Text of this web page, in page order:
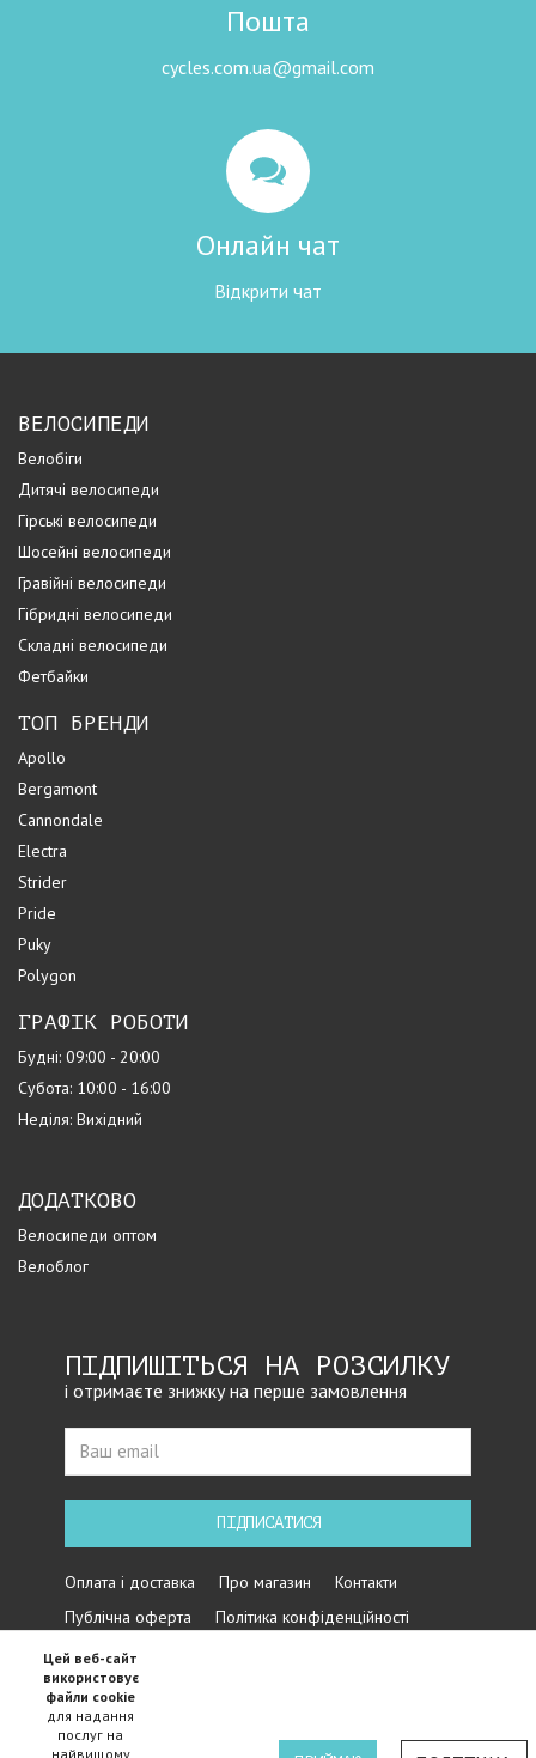
Пошта
cycles.com.ua@gmail.com
Онлайн чат
Відкрити чат
ВЕЛОСИПЕДИ
Велобіги
Дитячі велосипеди
Гірські велосипеди
Шосейні велосипеди
Гравійні велосипеди
Гібридні велосипеди
Складні велосипеди
Фетбайки
ТОП БРЕНДИ
Apollo
Bergamont
Cannondale
Electra
Strider
Pride
Puky
Polygon
ГРАФІК РОБОТИ
Будні: 09:00 - 20:00
Субота: 10:00 - 16:00
Неділя: Вихідний
ДОДАТКОВО
Велосипеди оптом
Велоблог
ПІДПИШІТЬСЯ НА РОЗСИЛКУ
і отримаєте знижку на перше замовлення
ПІДПИСАТИСЯ
Оплата і доставка Про магазин
Контакти
Публічна оферта
Політика конфіденційності
Цей веб-сайт
використовує
файли cookie
для надання
послуг на
найвищому